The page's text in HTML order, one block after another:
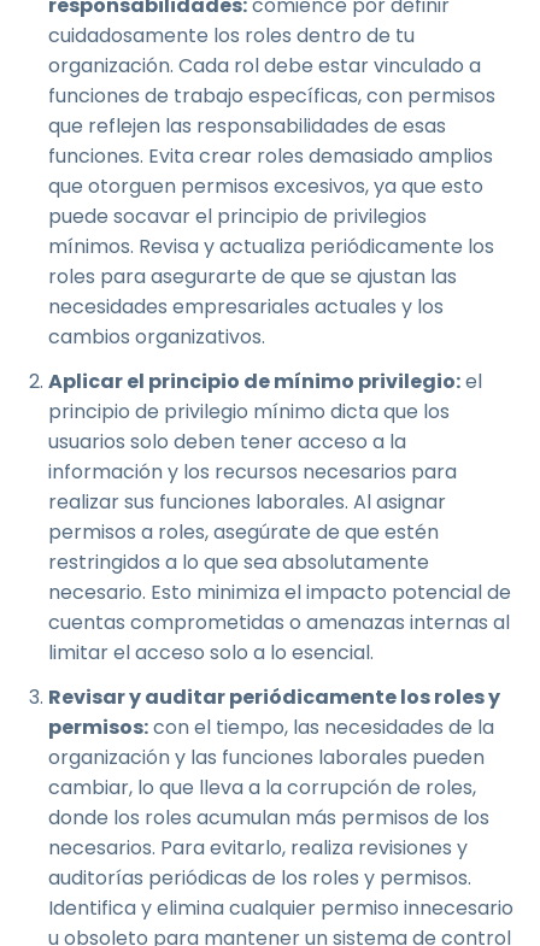
cuidadosamente los roles dentro de tu
organización. Cada rol debe estar vinculado a
funciones de trabajo específicas, con permisos
que reflejen las responsabilidades de esas
funciones. Evita crear roles demasiado amplios
que otorguen permisos excesivos, ya que esto
puede socavar el principio de privilegios
mínimos. Revisa y actualiza periódicamente los
roles para asegurarte de que se ajustan las
necesidades empresariales actuales y los
cambios organizativos.
Aplicar el principio de mínimo privilegio:el
principio de privilegio mínimo dicta que los
usuarios solo deben tener acceso a la
información y los recursos necesarios para
realizar sus funciones laborales. Al asignar
permisos a roles, asegúrate de que estén
restringidos a lo que sea absolutamente
necesario. Esto minimiza el impacto potencial de
cuentas comprometidas o amenazas internas al
limitar el acceso solo a lo esencial.
Revisar y auditar periódicamente los roles y
permisos:con el tiempo, las necesidades de la
organización y las funciones laborales pueden
cambiar, lo que lleva a la corrupción de roles,
donde los roles acumulan más permisos de los
necesarios. Para evitarlo, realiza revisiones y
auditorías periódicas de los roles y permisos.
Identifica y elimina cualquier permiso innecesario
u obsoleto para mantener un sistema de control